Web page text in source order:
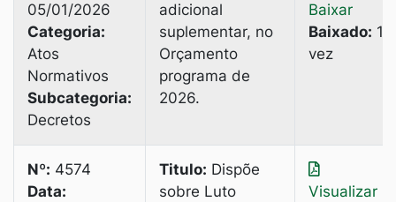
05/01/2026
Categoria:
Atos
Normativos
Subcategoria:
Decretos
adicional
suplementar, no
Orçamento
programa de
2026.
Baixar
Baixado: 1
vez
Nº: 4574
Data:
Titulo: Dispõe
sobre Luto
Visualizar